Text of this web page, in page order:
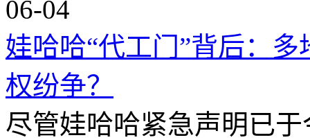
06-04
娃哈哈“代工门”背后：
权纷争？
尽管娃哈哈紧急声明已